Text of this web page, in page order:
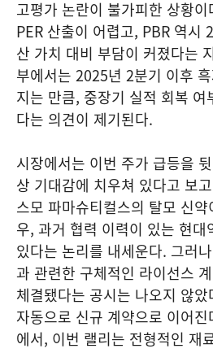
고평가 논란이 불가피한 상황
PER 산출이 어렵고, PBR 역시
산 가치 대비 부담이 커졌다는
부에서는 2025년 2분기 이후
지는 만큼, 중장기 실적 회복 여
다는 의견이 제기된다.
시장에서는 이번 주가 급등을
상 기대감에 치우쳐 있다고 보
스모 파마슈티컬스의 탈모 신
우, 과거 협력 이력이 있는 현
있다는 논리를 내세운다. 그러
과 관련한 구체적인 라이선스
체결됐다는 공시는 나오지 않
자동으로 신규 계약으로 이어
에서, 이번 랠리는 전형적인 재